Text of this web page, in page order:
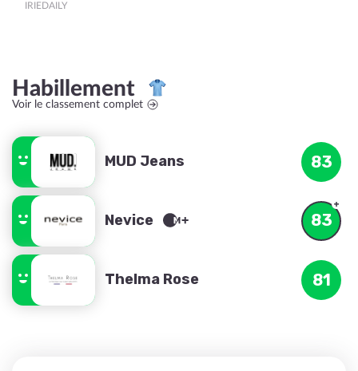
IRIEDAILY
Habillement
Voir le classement complet
MUD Jeans 83
Nevice 83
Thelma Rose 81